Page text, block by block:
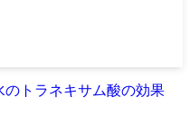
トラネキサム酸の効果